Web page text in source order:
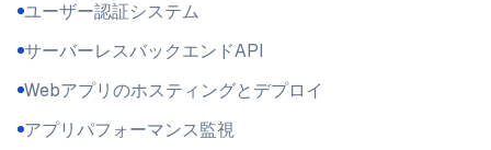
ユーザー認証システム
サーバーレスバックエンドAPI
Webアプリのホスティングとデプロイ
アプリパフォーマンス監視